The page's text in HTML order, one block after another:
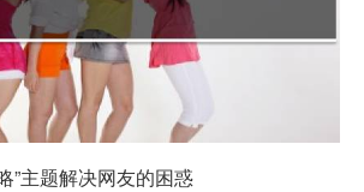
”主题解决网友的困惑